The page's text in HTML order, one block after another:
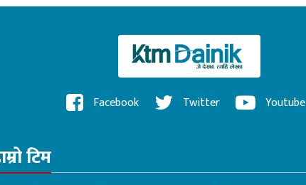
Facebook Twitter Youtube
टिम